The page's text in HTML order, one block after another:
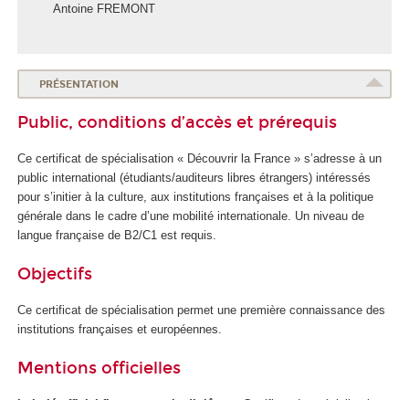
Antoine FREMONT
PRÉSENTATION
Public, conditions d’accès et prérequis
Ce certificat de spécialisation « Découvrir la France » s’adresse à un
public international (étudiants/auditeurs libres étrangers) intéressés
pour s’initier à la culture, aux institutions françaises et à la politique
générale dans le cadre d’une mobilité internationale. Un niveau de
langue française de B2/C1 est requis.
Objectifs
Ce certificat de spécialisation permet une première connaissance des
institutions françaises et européennes.
Mentions officielles